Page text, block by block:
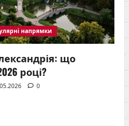
напрямки
що
році?
0